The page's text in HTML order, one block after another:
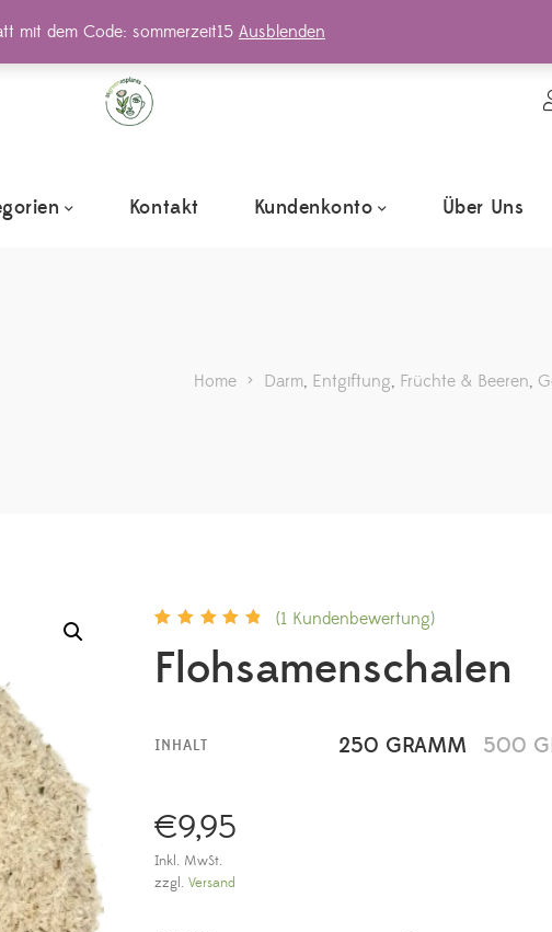
Kontakt Kundenkonto Über Uns
Home > Darm, Entgiftung, Früchte & Beeren,
5.00
basierend auf
Kundenbewertung
(1 Kundenbewertung)
Flohsamenschalen
INHALT 250 GRAMM 500
€9,95
Inkl. MwSt.
zzgl.Versand
mit dem Code: sommerzeit15 Ausblenden